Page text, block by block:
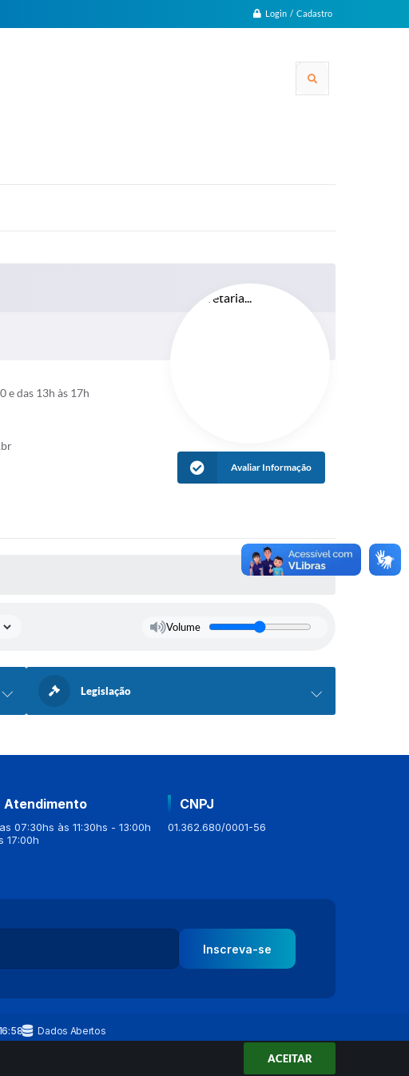
ACEITAR
Login / Cadastro
e das 13h às 17h
Avaliar Informação
Volume
Legislação
Atendimento
07:30hs às 11:30hs - 13:00h
17:00h
CNPJ
01.362.680/0001-56
Inscreva-se
Dados Abertos